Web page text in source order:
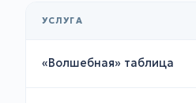
УСЛУГА
«Волшебная» таблица